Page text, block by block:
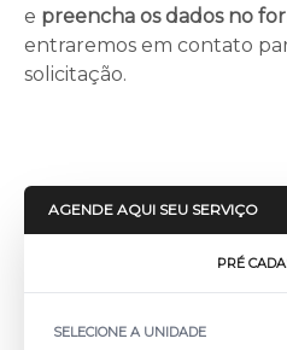
e preencha os dados no
entraremos em contato
solicitação.
AGENDE AQUI SEU SERVIÇO
PRÉ
SELECIONE A UNIDADE